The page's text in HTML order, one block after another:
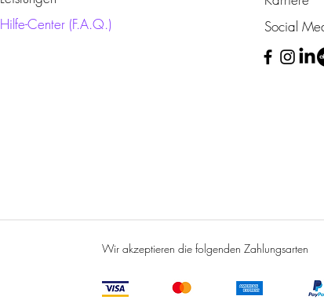
Hilfe-Center (F.A.Q.)
Social
Wir akzeptieren die folgenden Zahlungsarten